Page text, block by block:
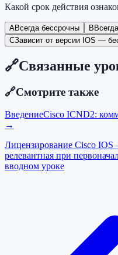
Какой срок действия
AВсегда бессрочны B
CЗависит от версии IOS —
🔗Связанные
🔗Смотрите также
ВведениеCisco ICND2:
→
Лицензирование Cisco IOS
релевантная при
вводном уроке